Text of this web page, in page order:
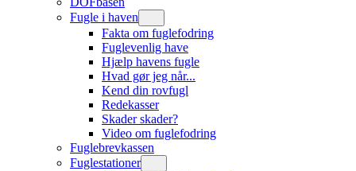
Fugle i haven
Fakta om fuglefodring
Fuglevenlig have
Hjælp havens fugle
Hvad gør jeg når...
Kend din rovfugl
Redekasser
Skader skader?
Video om fuglefodring
Fuglebrevkassen
Fuglestationer